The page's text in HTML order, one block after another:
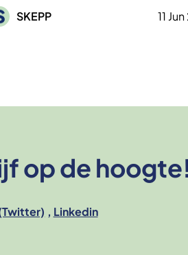
SKEPP 11
op de hoogte!
Linkedin